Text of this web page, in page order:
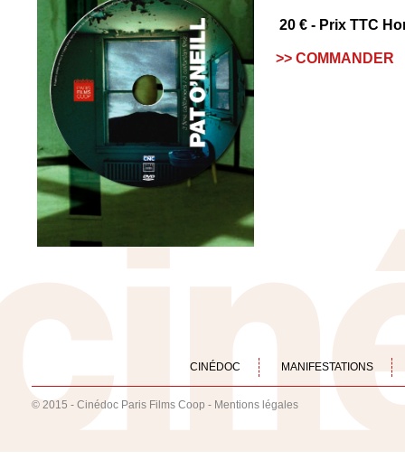
20 € - Prix TTC
>> COMMANDER
CINÉDOC MANIFESTATIONS
© 2015 - Cinédoc Paris Films Coop - Mentions légales